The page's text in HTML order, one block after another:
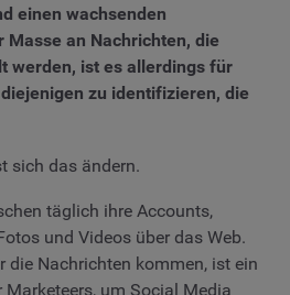
einen wachsenden
Masse an Nachrichten, die
werden, ist es allerdings für
zu identifizieren, die
sich das ändern.
täglich ihre Accounts,
und Videos über das Web.
die Nachrichten kommen, ist ein
um Social Media